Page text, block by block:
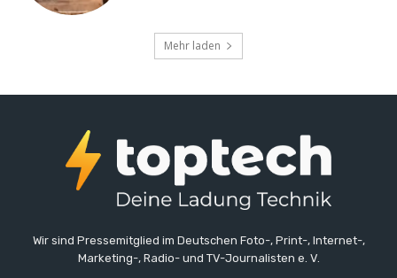
Mehr laden
Wir sind Pressemitglied im Deutschen Foto-, Print-, Internet-,
Marketing-, Radio- und TV-Journalisten e. V.